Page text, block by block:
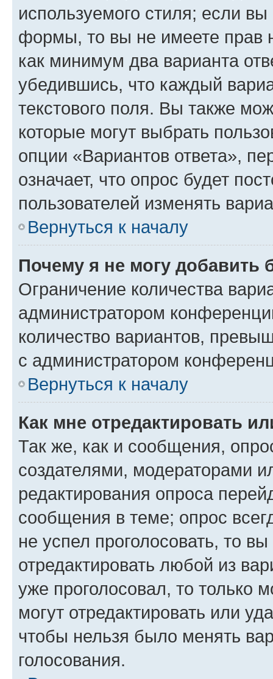
используемого стиля; если
формы, то вы не имеете прав
как минимум два варианта
убедившись, что каждый
текстового поля. Вы также
которые могут выбрать
опции «Вариантов ответа»,
означает, что опрос будет
пользователей изменять
Вернуться к началу
Почему я не могу добавить
Ограничение количества
администратором
количество вариантов,
с администратором
Вернуться к началу
Как мне отредактировать
Так же, как и сообщения,
создателями, модераторами
редактирования опроса
сообщения в теме; опрос
не успел проголосовать, то
отредактировать любой из
уже проголосовал, то только
могут отредактировать или
чтобы нельзя было менять
голосования.